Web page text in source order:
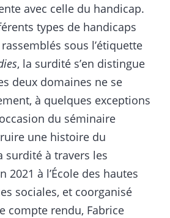
avec celle du handicap.
types de handicaps
sous l’étiquette
, la surdité s’en distingue
deux domaines ne se
à quelques exceptions
du séminaire
une histoire du
surdité à travers les
2021 à l’École des hautes
sociales, et coorganisé
compte rendu, Fabrice